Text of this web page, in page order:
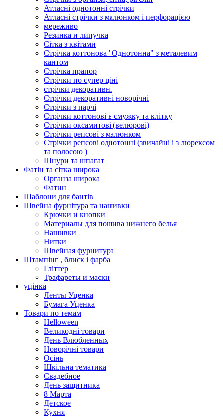
Атласні однотонні стрічки
Атласні стрічки з малюнком і перфорацією
мереживо
Резинка и липучка
Сітка з квітами
Стрічка коттонова "Однотонна" з металевим
кантом
Стрічка прапор
Стрічки по супер ціні
стрічки декоративні
Стрічки декоративні новорічні
Стрічки з парчі
Стрічки коттонові в смужку та клітку
Стрічки оксамитові (велюрові)
Стрічки репсові з малюнком
Стрічки репсові однотонні (звичайні і з люрексом
та полосою )
Шнури та шпагат
Фатін та сітка широка
Органза широка
Фатин
Шаблони для бантів
Швейна фурнітура та нашивки
Крючки и кнопки
Материалы для пошива нижнего белья
Нашивки
Нитки
Швейная фурнитура
Штампінг , блиск і фарба
Гліттер
Трафареты и маски
уцінка
Ленты Уценка
Бумага Уценка
Товари по темам
Helloween
Великодні товари
День Влюбленных
Новорічні товари
Осінь
Шкільна тематика
Свадебное
День защитника
8 Марта
Детское
Кухня